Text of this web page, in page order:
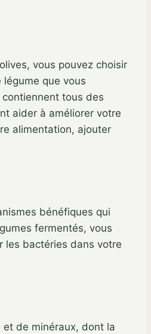
vous pouvez choisir
que vous
contiennent tous des
aider à améliorer votre
alimentation, ajouter
bénéfiques qui
fermentés, vous
les bactéries dans votre
de minéraux, dont la